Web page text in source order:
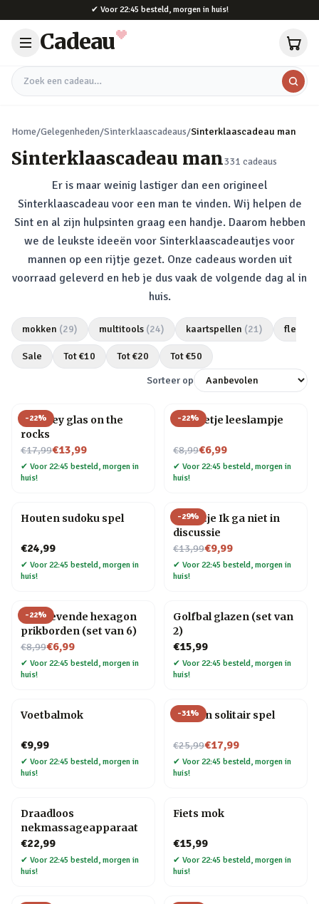
✔ Voor 22:45 besteld, morgen in huis!
Cadeau
Zoek een cadeau
Home/Gelegenheden/Sinterklaascadeaus/Sinterklaascadeau man
Sinterklaascadeau man331 cadeaus
Er is maar weinig lastiger dan een origineel
Sinterklaascadeau voor een man te vinden. Wij helpen de
Sint en al zijn hulpsinten graag een handje. Daarom hebben
we de leukste ideeën voor Sinterklaascadeautjes voor
mannen op een rijtje gezet. Onze cadeaus worden uit
voorraad geleverd en heb je dus vaak de volgende dag al in
huis.
mokken (29) multitools (24) kaartspellen (21)
Sale Tot €10 Tot €20 Tot €50
Sorteer op
-22%
Whiskey glas on the
rocks
€17,99
Nu voor€13,99
✔ Voor 22:45 besteld, morgen in
huis!
-22%
Mannetje leeslampje
€8,99
Nu voor€6,99
✔ Voor 22:45 besteld, morgen in
huis!
Houten sudoku spel
€24,99
✔ Voor 22:45 besteld, morgen in
huis!
-29%
Tegeltje Ik ga niet in
discussie
€13,99
Nu voor€9,99
✔ Voor 22:45 besteld, morgen in
huis!
-22%
Zelfklevende hexagon
prikborden (set van 6)
€8,99
Nu voor€6,99
✔ Voor 22:45 besteld, morgen in
huis!
Golfbal glazen (set van
2)
€15,99
✔ Voor 22:45 besteld, morgen in
huis!
Voetbalmok
€9,99
✔ Voor 22:45 besteld, morgen in
huis!
-31%
Houten solitair spel
€25,99
Nu voor€17,99
✔ Voor 22:45 besteld, morgen in
huis!
Draadloos
nekmassageapparaat
€22,99
✔ Voor 22:45 besteld, morgen in
huis!
Fiets mok
€15,99
✔ Voor 22:45 besteld, morgen in
huis!